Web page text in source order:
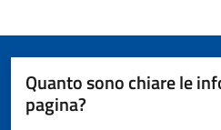
Quanto sono chiare le
pagina?